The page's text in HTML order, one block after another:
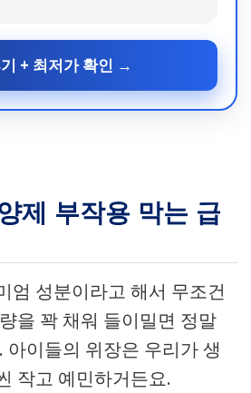
+ 최저가 확인 →
제 부작용 막는 급
엄 성분이라고 해서 무조건
을 꽉 채워 들이밀면 정말
아이들의 위장은 우리가 생
작고 예민하거든요.